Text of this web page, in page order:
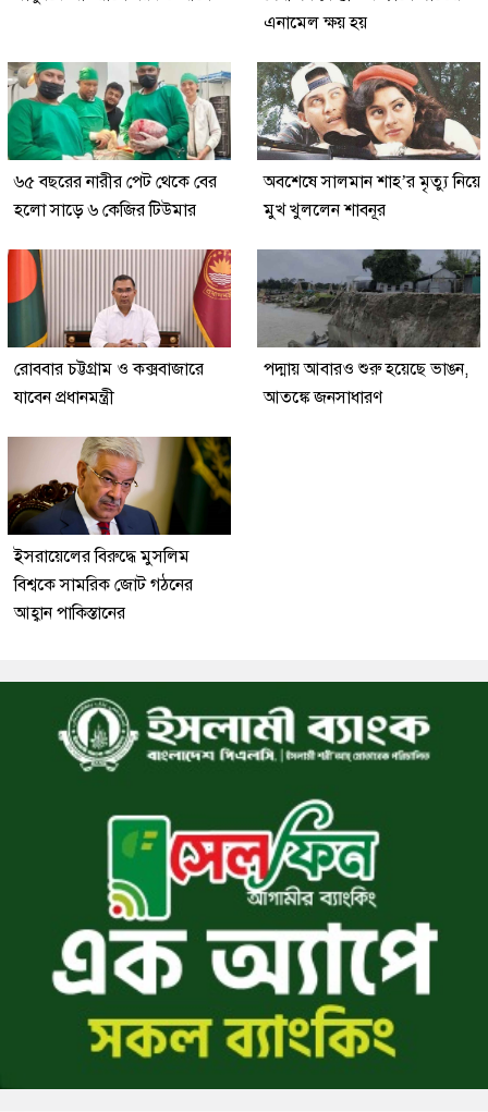
এনামেল ক্ষয় হয়
৬৫ বছরের নারীর পেট থেকে বের
হলো সাড়ে ৬ কেজির টিউমার
অবশেষে সালমান শাহ’র মৃত্যু নিয়ে
মুখ খুললেন শাবনূর
রোববার চট্টগ্রাম ও কক্সবাজারে
যাবেন প্রধানমন্ত্রী
পদ্মায় আবারও শুরু হয়েছে ভাঙন,
আতঙ্কে জনসাধারণ
ইসরায়েলের বিরুদ্ধে মুসলিম
বিশ্বকে সামরিক জোট গঠনের
আহ্বান পাকিস্তানের